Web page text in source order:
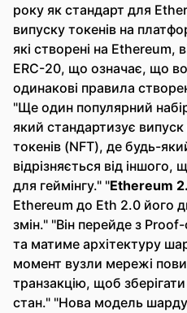
року як стандарт для
випуску токенів на
які створені на Ethereum,
ERC-20, що означає, що
одинакові правила
"Ще один популярний
який стандартизує
токенів (NFT), де будь-
відрізняється від
для геймінгу." "Ethereum
Ethereum до Eth 2.0 його
змін." "Він перейде з
та матиме архітектуру
момент вузли мережі
транзакцію, щоб
стан." "Нова модель